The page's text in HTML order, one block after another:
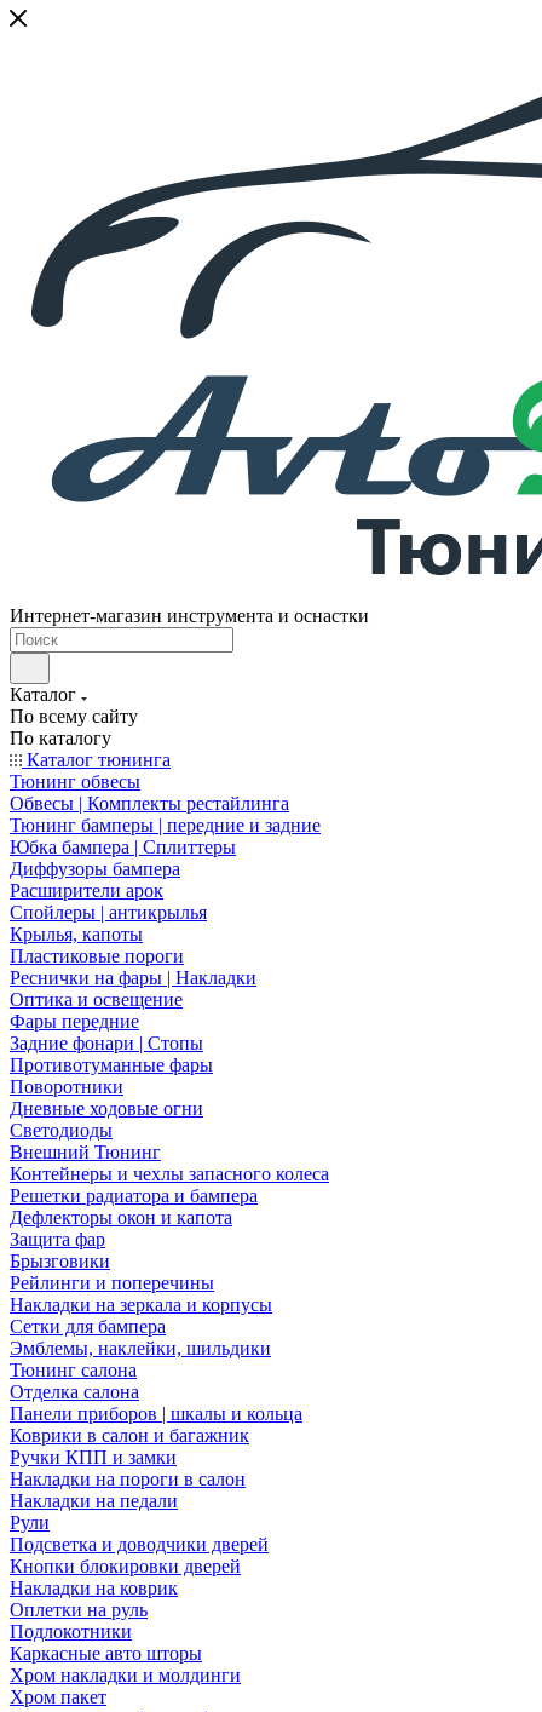
Интернет-магазин инструмента и оснастки
Каталог
По всему сайту
По каталогу
Каталог тюнинга
Тюнинг обвесы
Обвесы | Комплекты рестайлинга
Тюнинг бамперы | передние и задние
Юбка бампера | Сплиттеры
Диффузоры бампера
Расширители арок
Спойлеры | антикрылья
Крылья, капоты
Пластиковые пороги
Реснички на фары | Накладки
Оптика и освещение
Фары передние
Задние фонари | Стопы
Противотуманные фары
Поворотники
Дневные ходовые огни
Светодиоды
Внешний Тюнинг
Контейнеры и чехлы запасного колеса
Решетки радиатора и бампера
Дефлекторы окон и капота
Защита фар
Брызговики
Рейлинги и поперечины
Накладки на зеркала и корпусы
Сетки для бампера
Эмблемы, наклейки, шильдики
Тюнинг салона
Отделка салона
Панели приборов | шкалы и кольца
Коврики в салон и багажник
Ручки КПП и замки
Накладки на пороги в салон
Накладки на педали
Рули
Подсветка и доводчики дверей
Кнопки блокировки дверей
Накладки на коврик
Оплетки на руль
Подлокотники
Каркасные авто шторы
Хром накладки и молдинги
Хром пакет